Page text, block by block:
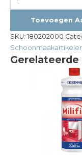
Toevoegen
SKU: 180202000